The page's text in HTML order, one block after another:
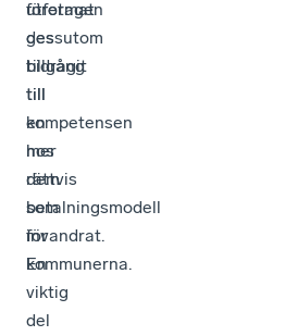
företagen
ges
tillgång
till
kompetensen
hos
dem
som
invandrat.
En
viktig
del
utformat
dessutom
bidragit
till
en
mer
rättvis
betalningsmodell
för
kommunerna.